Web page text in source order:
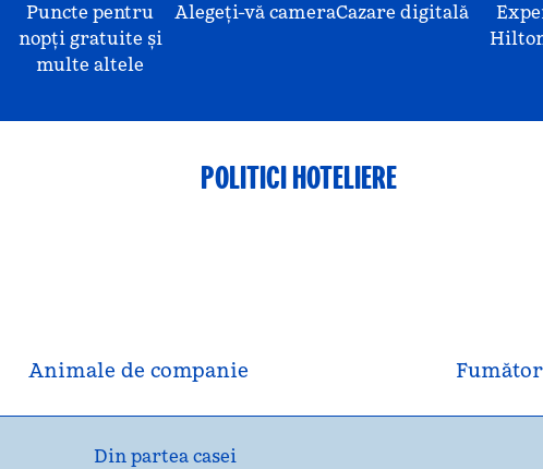
Puncte pentru
nopți gratuite și
multe altele
Alegeți-vă cameraCazare digitală
POLITICI HOTELIERE
Animale de companie
Din partea casei